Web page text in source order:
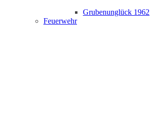
Grubenunglück 1962
Feuerwehr